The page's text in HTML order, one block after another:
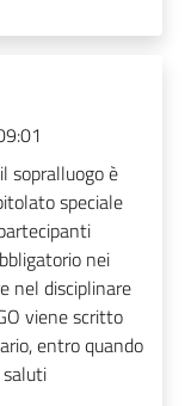
sopralluogo è
speciale
nei
nel disciplinare
viene scritto
entro quando
saluti